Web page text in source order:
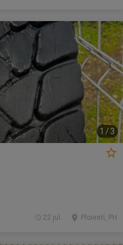
1 /3
Ploiesti, PH
22 jul.